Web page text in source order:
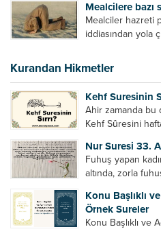
geliştirmeleri
tenkitlerde
olması gereken
Mealcilere bazı
Mealciler hazreti
iddiasından yola
elçilik yaptığı
elçi kelimesinin
Kurandan Hikmetler
Kehf Suresinin
Ahir zamanda bu
Kehf Sûresini
din algısı, yanlış
vb. Dini doğru...
Nur Suresi 33.
Fuhuş yapan
altında, zorla
cariyelerinizi
etmek için fuhuş
Konu Başlıklı
Örnek Sureler
Konu Başlıklı ve